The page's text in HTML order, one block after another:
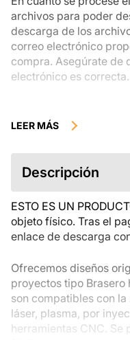
archivos para poder
descarga de los
correo electrónico
compra. Asegúrate de
electrónico es correcta.
instantánea no se
descripción del
comprarlo y que te
tienes alguna duda. Si
ponte en contacto
LEER MÁS
Descripción
ESTO ES UN
objeto físico. Tras el
enlace de descarga
Ofrecemos diseños
proyectos tipo Brasero
son compatibles con
láser, plasma, por
herramientas CNC. Se